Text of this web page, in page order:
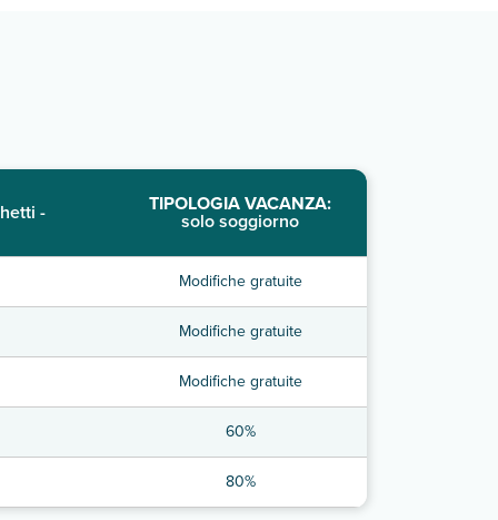
- TIPOLOGIA VACANZA:
solo soggiorno
Modifiche gratuite
Modifiche gratuite
Modifiche gratuite
60%
80%